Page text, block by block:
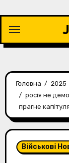
контенту
Головна 2025
росія не
прагне
Військові